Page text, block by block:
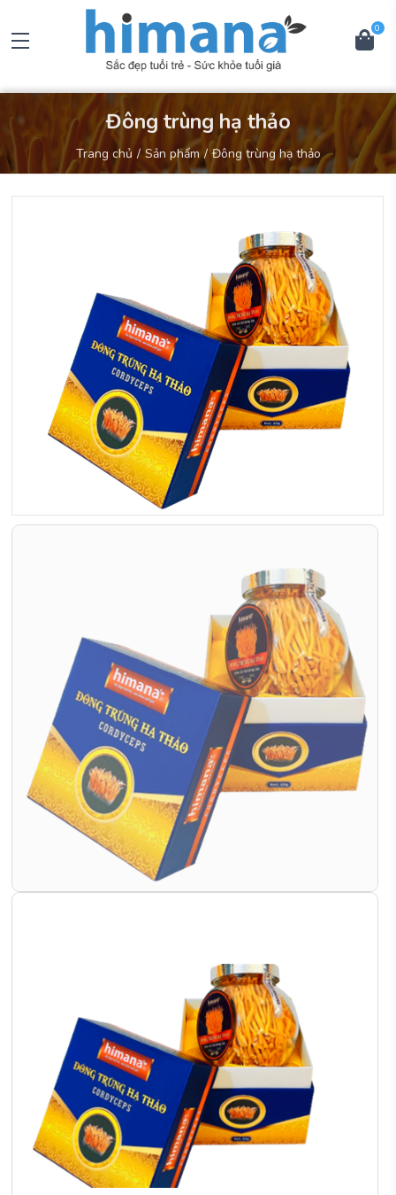
0
Đông trùng hạ thảo
trang chủ sản phẩm đông trùng hạ thảo